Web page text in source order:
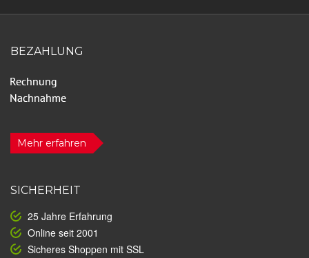
BEZAHLUNG
Mehr erfahren
SICHERHEIT
25 Jahre Erfahrung
Online seit 2001
Sicheres Shoppen mit SSL